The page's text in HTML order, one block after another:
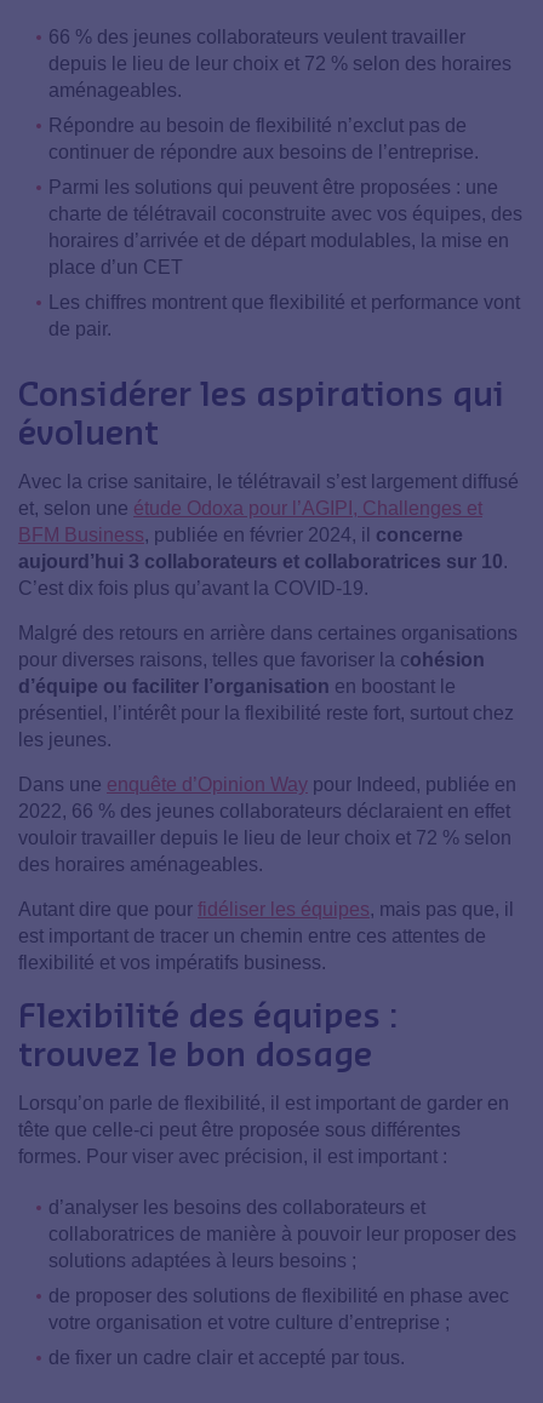
66 % des jeunes collaborateurs veulent travailler
depuis le lieu de leur choix et 72 % selon des horaires
aménageables.
Répondre au besoin de flexibilité n’exclut pas de
continuer de répondre aux besoins de l’entreprise.
Parmi les solutions qui peuvent être proposées : une
charte de télétravail coconstruite avec vos équipes, des
horaires d’arrivée et de départ modulables, la mise en
place d’un CET
Les chiffres montrent que flexibilité et performance vont
de pair.
Considérer les aspirations qui
évoluent
Avec la crise sanitaire, le télétravail s’est largement diffusé
et, selon une étude Odoxa pour l’AGIPI, Challenges et
BFM Business, publiée en février 2024, il concerne
aujourd’hui 3 collaborateurs et collaboratrices sur 10.
C’est dix fois plus qu’avant la COVID-19.
Malgré des retours en arrière dans certaines organisations
pour diverses raisons, telles que favoriser la cohésion
d’équipe ou faciliter l’organisation en boostant le
présentiel, l’intérêt pour la flexibilité reste fort, surtout chez
les jeunes.
Dans une enquête d’Opinion Way pour Indeed, publiée en
2022, 66 % des jeunes collaborateurs déclaraient en effet
vouloir travailler depuis le lieu de leur choix et 72 % selon
des horaires aménageables.
Autant dire que pour fidéliser les équipes, mais pas que, il
est important de tracer un chemin entre ces attentes de
flexibilité et vos impératifs business.
Flexibilité des équipes :
trouvez le bon dosage
Lorsqu’on parle de flexibilité, il est important de garder en
tête que celle-ci peut être proposée sous différentes
formes. Pour viser avec précision, il est important :
d’analyser les besoins des collaborateurs et
collaboratrices de manière à pouvoir leur proposer des
solutions adaptées à leurs besoins ;
de proposer des solutions de flexibilité en phase avec
votre organisation et votre culture d’entreprise ;
de fixer un cadre clair et accepté par tous.